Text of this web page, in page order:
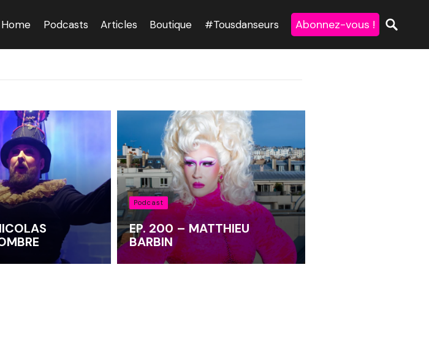
Home Podcasts Articles Boutique #Tousdanseurs Abonnez-vous !
Podcast
EP. 200 – MATTHIEU
BARBIN